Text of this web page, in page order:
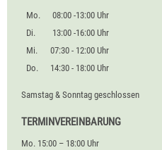
Mo.
08:00 -13:00 Uhr
Di.
13:00 -16:00 Uhr
Mi.
07:30 - 12:00 Uhr
Do.
14:30 - 18:00 Uhr
Samstag & Sonntag geschlossen
TERMINVEREINBARUNG
Mo. 15:00 – 18:00 Uhr